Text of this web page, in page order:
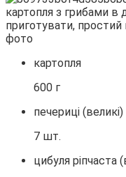
картопля
600 г
печериці (великі)
7 шт.
цибуля ріпчаста